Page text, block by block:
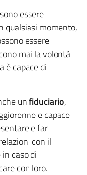
essere
qualsiasi momento,
essere
mai la volontà
è capace di
unfiduciario,
e capace
e far
con il
caso di
con loro.